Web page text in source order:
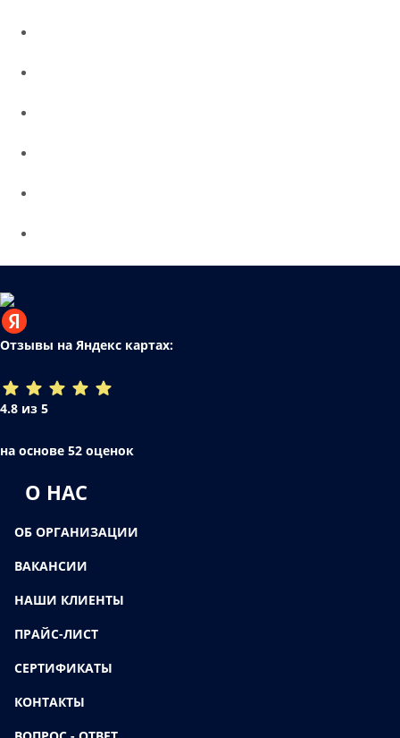
Отзывы на Яндекс картах:
4.8 из 5
на основе 52 оценок
О НАС
ОБ ОРГАНИЗАЦИИ
ВАКАНСИИ
НАШИ КЛИЕНТЫ
ПРАЙС-ЛИСТ
СЕРТИФИКАТЫ
КОНТАКТЫ